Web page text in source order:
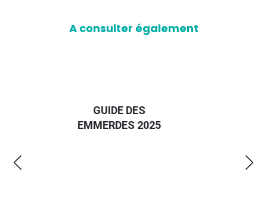
A consulter également
GUIDE DES
EMMERDES 2025